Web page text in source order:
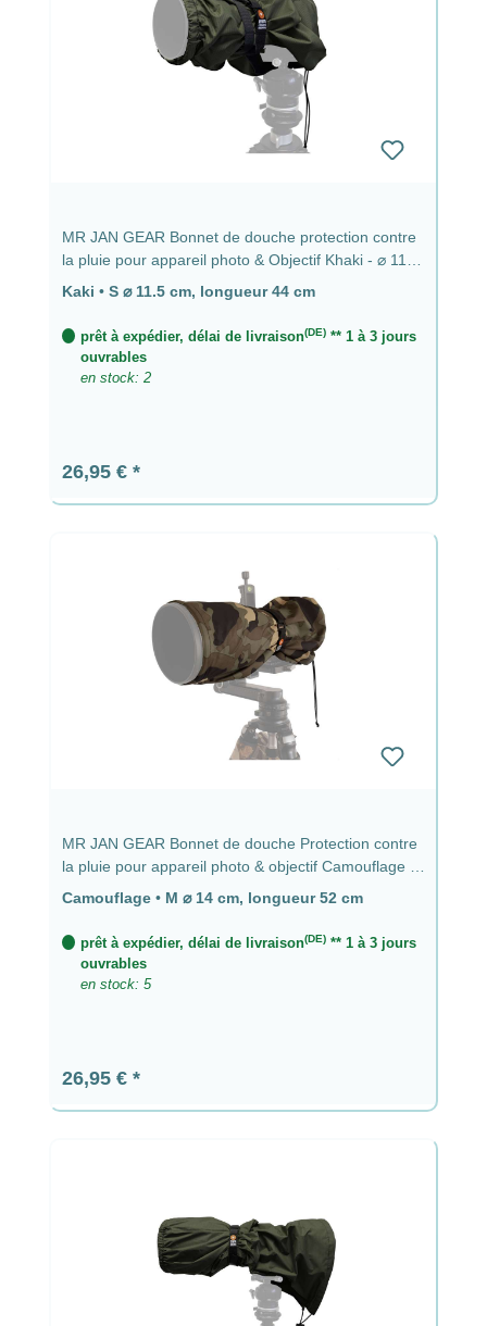
MR JAN GEAR Bonnet de douche protection contre
la pluie pour appareil photo & Objectif Khaki - ⌀ 11,5
cm, longueur 44 cm
Kaki • S ⌀ 11.5 cm, longueur 44 cm
prêt à expédier, délai de livraison(DE)** 1 à 3 jours
ouvrables
en stock: 2
Prix régulier :
26,95 €
MR JAN GEAR Bonnet de douche Protection contre
la pluie pour appareil photo & objectif Camouflage -
⌀ 14 cm, longueur 52 cm
Camouflage • M ⌀ 14 cm, longueur 52 cm
prêt à expédier, délai de livraison(DE)** 1 à 3 jours
ouvrables
en stock: 5
Prix régulier :
26,95 €